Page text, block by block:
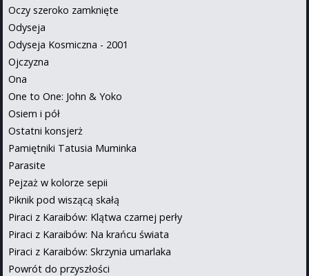
Oczy szeroko zamknięte
Odyseja
Odyseja Kosmiczna - 2001
Ojczyzna
Ona
One to One: John & Yoko
Osiem i pół
Ostatni konsjerż
Pamiętniki Tatusia Muminka
Parasite
Pejzaż w kolorze sepii
Piknik pod wiszącą skałą
Piraci z Karaibów: Klątwa czarnej perły
Piraci z Karaibów: Na krańcu świata
Piraci z Karaibów: Skrzynia umarlaka
Powrót do przyszłości